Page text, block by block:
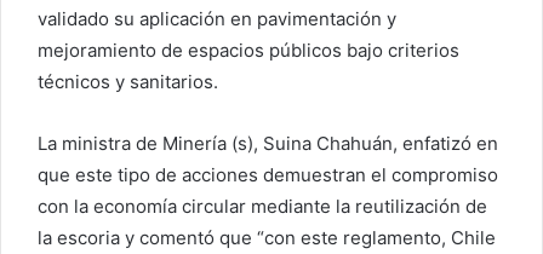
validado su aplicación en pavimentación y
mejoramiento de espacios públicos bajo criterios
técnicos y sanitarios.
La ministra de Minería (s), Suina Chahuán, enfatizó en
que este tipo de acciones demuestran el compromiso
con la economía circular mediante la reutilización de
la escoria y comentó que “con este reglamento, Chile